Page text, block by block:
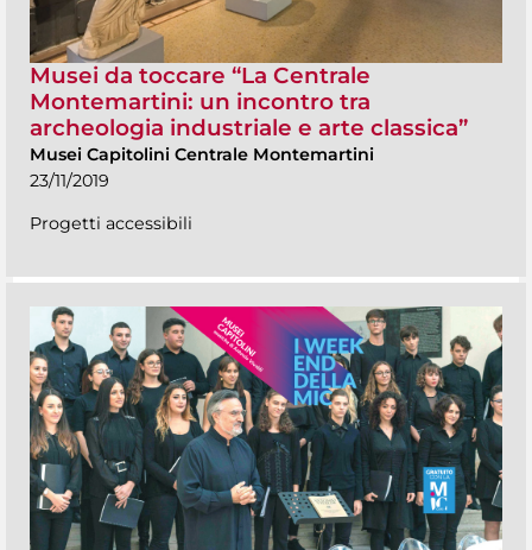
Musei da toccare “La Centrale
Montemartini: un incontro tra
archeologia industriale e arte classica”
Musei Capitolini Centrale Montemartini
23/11/2019
Progetti accessibili